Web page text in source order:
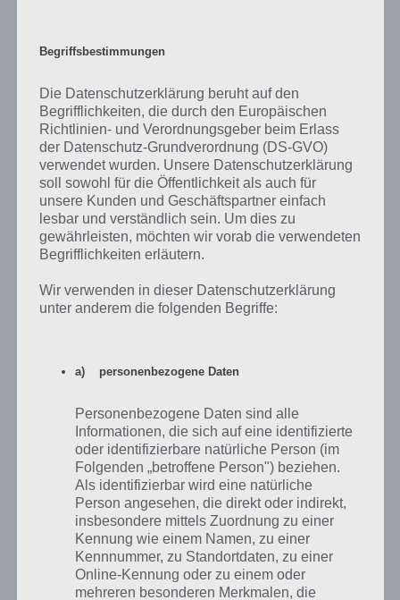
wählt man zunächst den Fahrzeug-Typ an und kann dann das
entsprechende Fahrzeug wählen. Nun gilt es in der Beherrschung
den Sieg einzufahren, Sterne gibt es sonst nicht. Wir raten dazu, dass
du keine Credits für Upgrades ausgibst, nur um die weitere
Beherrschung zu spielen. Stattdessen schaue immer in die Karriere,
auch hier musst du deine Fahrzeuge upgraden, um Rennen fahren
zu können. Durch das Upgrade wird dann unter Umständen eine
weitere Beherrschung freigeschaltet.
Für jedes Auto kannst du unter Beherrschung
zusätzliche Credits verdienen
Begriffsbestimmungen
Die Datenschutzerklärung beruht auf den
Begrifflichkeiten, die durch den Europäischen
Richtlinien- und Verordnungsgeber beim Erlass
der Datenschutz-Grundverordnung (DS-GVO)
verwendet wurden. Unsere Datenschutzerklärung
soll sowohl für die Öffentlichkeit als auch für
unsere Kunden und Geschäftspartner einfach
lesbar und verständlich sein. Um dies zu
gewährleisten, möchten wir vorab die verwendeten
Begrifflichkeiten erläutern.
Wir verwenden in dieser Datenschutzerklärung
unter anderem die folgenden Begriffe:
a) personenbezogene Daten
Personenbezogene Daten sind alle
Informationen, die sich auf eine identifizierte
oder identifizierbare natürliche Person (im
Folgenden „betroffene Person") beziehen.
Als identifizierbar wird eine natürliche
Person angesehen, die direkt oder indirekt,
insbesondere mittels Zuordnung zu einer
Kennung wie einem Namen, zu einer
Kennnummer, zu Standortdaten, zu einer
Online-Kennung oder zu einem oder
mehreren besonderen Merkmalen, die